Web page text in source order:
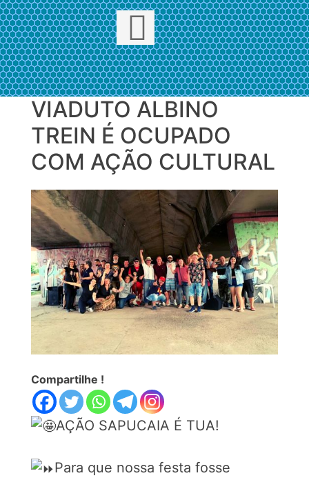
VIADUTO ALBINO
TREIN É OCUPADO
COM AÇÃO CULTURAL
Compartilhe !
AÇÃO SAPUCAIA É TUA!
Para que nossa festa fosse